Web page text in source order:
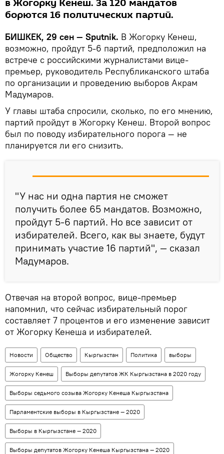
в Жогорку Кенеш. За 120 мандатов
борются 16 политических партий.
БИШКЕК, 29 сен — Sputnik. В Жогорку Кенеш,
возможно, пройдут 5-6 партий, предположил на
встрече с российскими журналистами вице-
премьер, руководитель Республиканского штаба
по организации и проведению выборов Акрам
Мадумаров.
У главы штаба спросили, сколько, по его мнению,
партий пройдут в Жогорку Кенеш. Второй вопрос
был по поводу избирательного порога — не
планируется ли его снизить.
"У нас ни одна партия не сможет
получить более 65 мандатов. Возможно,
пройдут 5-6 партий. Но все зависит от
избирателей. Всего, как вы знаете, будут
принимать участие 16 партий", — сказал
Мадумаров.
Отвечая на второй вопрос, вице-премьер
напомнил, что сейчас избирательный порог
составляет 7 процентов и его изменение зависит
от Жогорку Кенеша и избирателей.
Новости Общество Кыргызстан Политика выборы
Жогорку Кенеш Выборы депутатов ЖК Кыргызстана в 2020 году
Выборы седьмого созыва Жогорку Кенеша Кыргызстана
Парламентские выборы в Кыргызстане — 2020
Выборы в Кыргызстане — 2020
Выборы депутатов Жогорку Кенеша Кыргызстана — 2020